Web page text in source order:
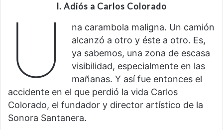
I. Adiós a Carlos Colorado
U
na carambola maligna. Un camión
alcanzó a otro y éste a otro. Es,
ya sabemos, una zona de escasa
visibilidad, especialmente en las
mañanas. Y así fue entonces el
accidente en el que perdió la vida Carlos
Colorado, el fundador y director artístico de la
Sonora Santanera.